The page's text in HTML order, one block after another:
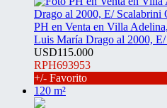
PH en Venta en Villa
Luis María Drago al 2000,
USD115.000
RPH693953
+/- Favorito
120 m²